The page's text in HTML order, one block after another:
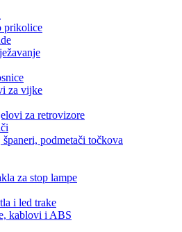
prikolice
za vijke
za retrovizore
španeri, podmetači točkova
za stop lampe
i led trake
kablovi i ABS